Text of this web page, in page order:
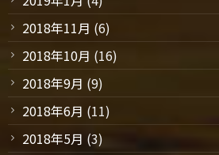
2018年11月 (6)
2018年10月 (16)
2018年9月 (9)
2018年6月 (11)
2018年5月 (3)